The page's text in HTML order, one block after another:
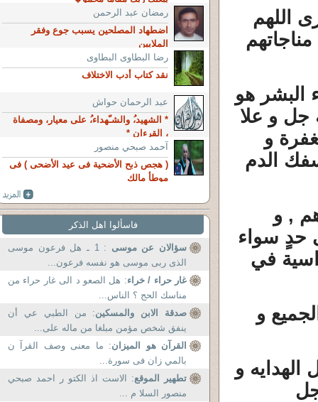
اللهم
البشر هو
جل و علا
و
الدم
, و
حدٍ سواء
في
و
و
رمضان عبد الرحمن
اضطهاد المصلحين يسبب جوع وفقر
الملايين
رضا البطاوى البطاوى
نقد كتاب أدب الاختلاف
عبد الرحمان حواش
* الشهيد،ُ والشـّهداء،ُ على معيار، ومصفاة
، القرءان *
آحمد صبحي منصور
( هجص ذبح الأضحية فى عيد الأضحى ) فى
موطأ مالك
فاسألوا اهل الذكر
سؤالان عن موسى
: 1 ـ هل فرعون موسى
الذى ربى موسى هو نفسه فرعون...
غار حراء / خراء: هل الصعو د الى غار حراء من
مناسك الحج ؟ الناس...
صدقة الابن والمسكين: من الطبي عي أن
ينفق شخص مؤمن مبلغا من ماله على...
القرآن هو الميزان: ما معنى وصف القرآ ن
بالمي زان فى سورة...
تطهير الموقع: الاست اذ الكتو ر احمد صبحي
منصور السلا م ...